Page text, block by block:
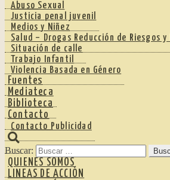
Abuso Sexual
Justicia penal juvenil
Medios y Niñez
Salud – Drogas Reducción de Riesgos y
Situación de calle
Trabajo Infantil
Violencia Basada en Género
Fuentes
Mediateca
Biblioteca
Contacto
Contacto Publicidad
Buscar:
QUIENES SOMOS
LINEAS DE ACCIÓN